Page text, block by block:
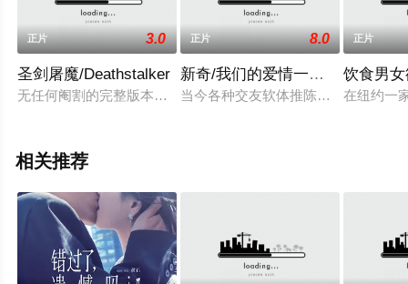
正片 3.0
圣剑屠魔/Deathstalker
无任何阉割的完整版本，一个美丽的神话故事，剧中男女猪脚
正片 8.0
新奇/我们的爱情一言难尽
当今各种交友软体推陈出新，约炮文
正片
饮食男
在纽约一
相关推荐